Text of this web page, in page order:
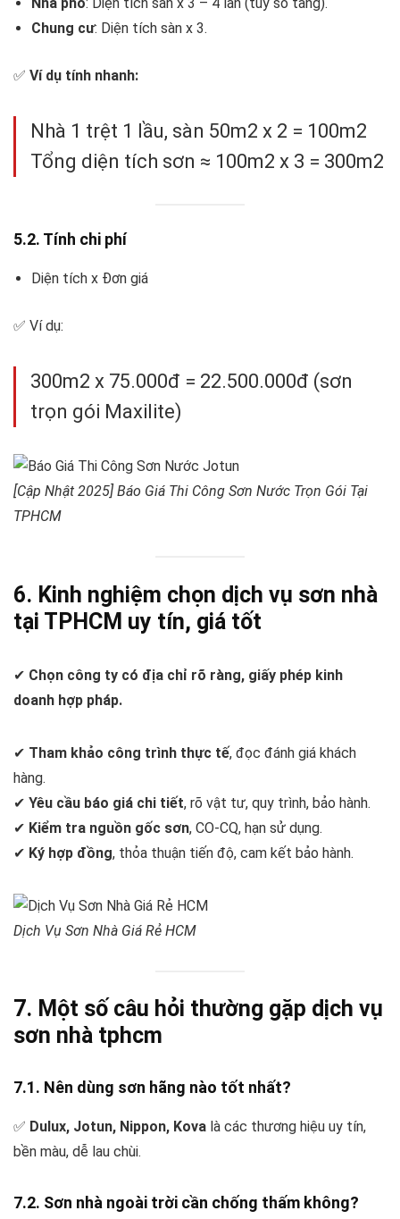
Chung cư: Diện tích sàn x 3.
✅ Ví dụ tính nhanh:
Nhà 1 trệt 1 lầu, sàn 50m2 x 2 = 100m2
Tổng diện tích sơn ≈ 100m2 x 3 = 300m2
5.2. Tính chi phí
Diện tích x Đơn giá
✅ Ví dụ:
300m2 x 75.000đ = 22.500.000đ (sơn
trọn gói Maxilite)
[Cập Nhật 2025] Báo Giá Thi Công Sơn Nước Trọn Gói Tại
TPHCM
6. Kinh nghiệm chọn dịch vụ sơn nhà
tại TPHCM uy tín, giá tốt
✔ Chọn công ty có địa chỉ rõ ràng, giấy phép kinh
doanh hợp pháp.
✔ Tham khảo công trình thực tế, đọc đánh giá khách
hàng.
✔ Yêu cầu báo giá chi tiết, rõ vật tư, quy trình, bảo hành.
✔ Kiểm tra nguồn gốc sơn, CO-CQ, hạn sử dụng.
✔ Ký hợp đồng, thỏa thuận tiến độ, cam kết bảo hành.
Dịch Vụ Sơn Nhà Giá Rẻ HCM
7. Một số câu hỏi thường gặp dịch vụ
sơn nhà tphcm
7.1. Nên dùng sơn hãng nào tốt nhất?
✅ Dulux, Jotun, Nippon, Kova là các thương hiệu uy tín,
bền màu, dễ lau chùi.
7.2. Sơn nhà ngoài trời cần chống thấm không?